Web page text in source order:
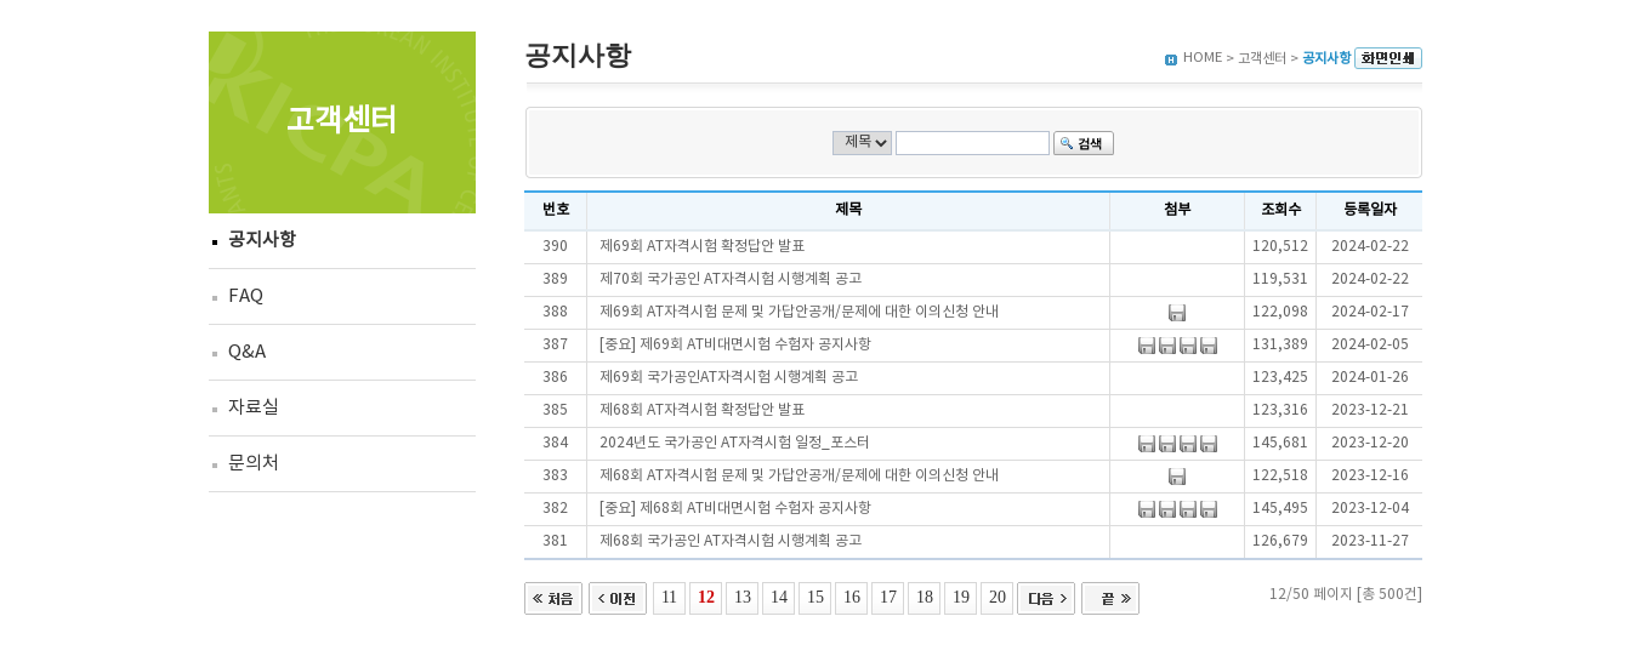
고객센터
공지사항
FAQ
Q&A
자료실
문의처
공지사항 HOME > 고객센터 > 공지사항
번호 제목 첨부 조회수 등록일자
390 제69회 AT자격시험 확정답안 발표 120,512 2024-02-22
389 제70회 국가공인 AT자격시험 시행계획 공고 119,531 2024-02-22
388 제69회 AT자격시험 문제 및 가답안공개/문제에 대한 이의신청 안내 122,098 2024-02-17
387 [중요] 제69회 AT비대면시험 수험자 공지사항 131,389 2024-02-05
386 제69회 국가공인AT자격시험 시행계획 공고 123,425 2024-01-26
385 제68회 AT자격시험 확정답안 발표 123,316 2023-12-21
384 2024년도 국가공인 AT자격시험 일정_포스터 145,681 2023-12-20
383 제68회 AT자격시험 문제 및 가답안공개/문제에 대한 이의신청 안내 122,518 2023-12-16
382 [중요] 제68회 AT비대면시험 수험자 공지사항 145,495 2023-12-04
381 제68회 국가공인 AT자격시험 시행계획 공고 126,679 2023-11-27
11 12 13 14 15 16 17 18 19 20 12/50 페이지 [총 500건]